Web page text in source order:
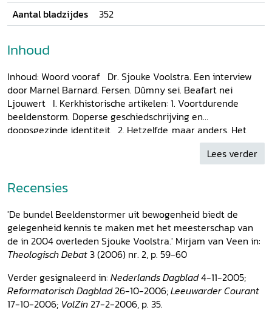
Aantal bladzijdes
352
Inhoud
Inhoud: Woord vooraf Dr. Sjouke Voolstra. Een interview
door Marnel Barnard. Fersen. Dûmny sei. Beafart nei
Ljouwert I. Kerkhistorische artikelen: 1. Voortdurende
beeldenstorm. Doperse geschiedschrijving en
doopsgezinde identiteit 2. Hetzelfde, maar anders. Het
verlangen naar volkomen drijfveer van de Moderne Devotie
en van de doperse reformatie 3. Themes in the early
kern van Menno Simons' theologie 5. Donatus redivivus.
Menno Simons' reformatie in theologisch perspectief 6.
Innerlijk en uiterlijk vertoon van Christus. De verhouding
tussen spiritualisme en doperdom toegelicht aan de hand
van de reactie van Matthij Weyer (1521-1560) op een
traktaat over de wedergeboorte van Dirk Philips (1504-
1568) 7. Valerius Schoolmeester (gest. ca. 1569). Leven en
leer van een menniste hagenpreker in Zeeland in de
reformatietijd 8. The colony of heaven. The Anabaptist
aspiration to be a church without a spot or a wrinkle in the
Lees verder
Recensies
'De bundel Beeldenstormer uit bewogenheid biedt de
gelegenheid kennis te maken met het meesterschap van
de in 2004 overleden Sjouke Voolstra.' Mirjam van Veen in:
Theologisch Debat3 (2006) nr. 2, p. 59-60
Verder gesignaleerd in: Nederlands Dagblad4-11-2005;
Reformatorisch Dagblad26-10-2006;Leeuwarder Courant
17-10-2006; VolZin27-2-2006, p. 35.